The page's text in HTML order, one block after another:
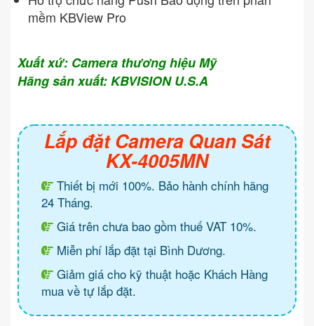
mềm KBView Pro
Xuất xứ: Camera thương hiệu Mỹ
Hãng sản xuất: KBVISION U.S.A
Lắp đặt Camera Quan Sát
KX-4005MN
Thiết bị mới 100%. Bảo hành chính hãng
24 Tháng.
Giá trên chưa bao gồm thuế VAT 10%.
Miễn phí lắp đặt tại Bình Dương.
Giảm giá cho kỹ thuật hoặc Khách Hàng
mua về tự lắp đặt.